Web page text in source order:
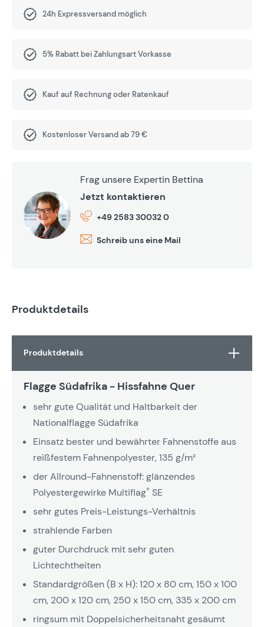
24h Expressversand möglich
5% Rabatt bei Zahlungsart Vorkasse
Kauf auf Rechnung oder Ratenkauf
Kostenloser Versand ab 79 €
Frag unsere Expertin Bettina
Jetzt kontaktieren
+49 2583 30032 0
Schreib uns eine Mail
Produktdetails
Produktdetails
Flagge Südafrika - Hissfahne Quer
sehr gute Qualität und Haltbarkeit der
Nationalflagge Südafrika
Einsatz bester und bewährter Fahnenstoffe aus
reißfestem Fahnenpolyester, 135 g/m²
der Allround-Fahnenstoff: glänzendes
Polyestergewirke Multiflag® SE
sehr gutes Preis-Leistungs-Verhältnis
strahlende Farben
guter Durchdruck mit sehr guten
Lichtechtheiten
Standardgrößen (B x H): 120 x 80 cm, 150 x 100
cm, 200 x 120 cm, 250 x 150 cm, 335 x 200 cm
ringsum mit Doppelsicherheitsnaht gesäumt